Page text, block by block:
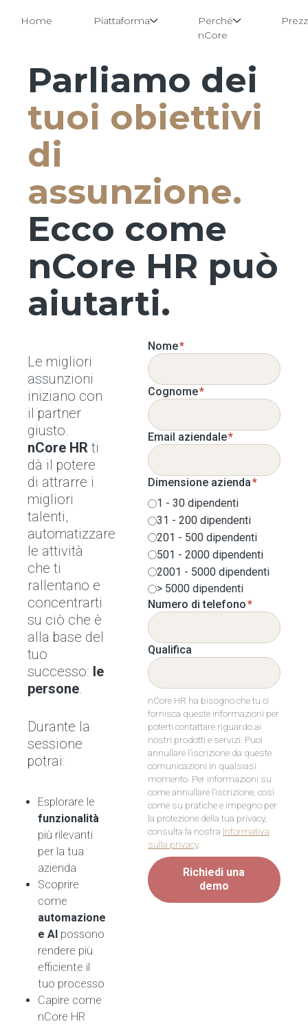
contenuto
Home Piattaforma
Perché
nCore
Parliamo dei
tuoi obiettivi
di
assunzione.
Ecco come
nCore HR può
aiutarti.
Le migliori
assunzioni
iniziano con
il partner
giusto.
nCore HR ti
dà il potere
di attrarre i
migliori
talenti,
automatizzare
le attività
che ti
rallentano e
concentrarti
su ciò che è
alla base del
tuo
successo: le
persone.
Durante la
sessione
potrai:
Esplorare le
funzionalità
più rilevanti
per la tua
azienda
Scoprire
come
automazione
e AI possono
rendere più
efficiente il
tuo processo
Capire come
nCore HR
Nome*
Cognome*
Email aziendale*
Dimensione azienda*
1 - 30 dipendenti
31 - 200 dipendenti
201 - 500 dipendenti
501 - 2000 dipendenti
2001 - 5000 dipendenti
> 5000 dipendenti
Numero di telefono*
Qualifica
nCore HR ha bisogno che tu ci
fornisca queste informazioni per
poterti contattare riguardo ai
nostri prodotti e servizi. Puoi
annullare l’iscrizione da queste
comunicazioni in qualsiasi
momento. Per informazioni su
come annullare l’iscrizione, così
come su pratiche e impegno per
la protezione della tua privacy,
consulta la nostra Informativa
sulla privacy.
Richiedi una
demo